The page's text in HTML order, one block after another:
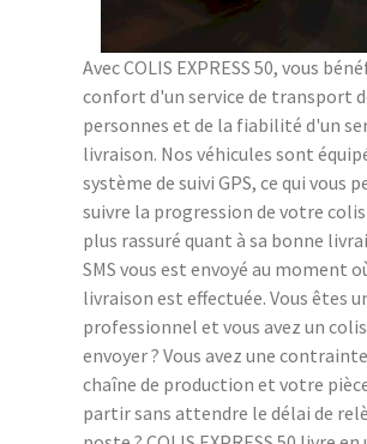
Avec COLIS EXPRESS 50, vous
confort d'un service de transport
personnes et de la fiabilité d'un
livraison. Nos véhicules sont
système de suivi GPS, ce qui vous
suivre la progression de votre
plus rassuré quant à sa bonne
SMS vous est envoyé au moment
livraison est effectuée. Vous êtes
professionnel et vous avez un
envoyer ? Vous avez une
chaîne de production et votre
partir sans attendre le délai de